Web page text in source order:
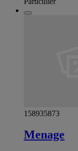
158935873
Menage